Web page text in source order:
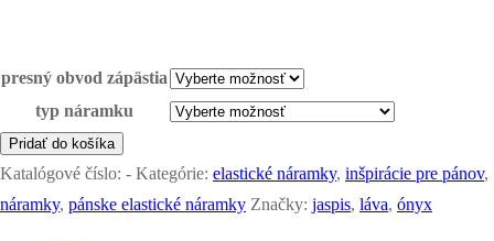
presný obvod zápästia
typ náramku
množstvo
náramok
-
Pridať do košíka
Katalógové číslo: - Kategórie: elastické náramky, inšpirácie pre pánov,
náramky, pánske elastické náramky Značky: jaspis, láva, ónyx